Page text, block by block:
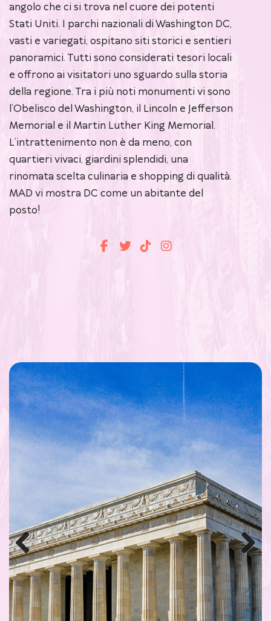
angolo che ci si trova nel cuore dei potenti
Stati Uniti. I parchi nazionali di Washington DC,
vasti e variegati, ospitano siti storici e sentieri
panoramici. Tutti sono considerati tesori locali
e offrono ai visitatori uno sguardo sulla storia
della regione. Tra i più noti monumenti vi sono
l’Obelisco del Washington, il Lincoln e Jefferson
Memorial e il Martin Luther King Memorial.
L’intrattenimento non è da meno, con
quartieri vivaci, giardini splendidi, una
rinomata scelta culinaria e shopping di qualità.
MAD vi mostra DC come un abitante del
posto!
Previous Next